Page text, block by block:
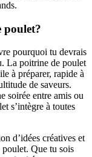
poulet?
pourquoi tu devrais
La poitrine de poulet
à préparer, rapide à
de saveurs.
soirée entre amis ou
s’intègre à toutes
d’idées créatives et
Que tu sois